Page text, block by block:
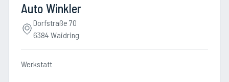
Auto Winkler
Dorfstraße 70
6384 Waidring
Werkstatt